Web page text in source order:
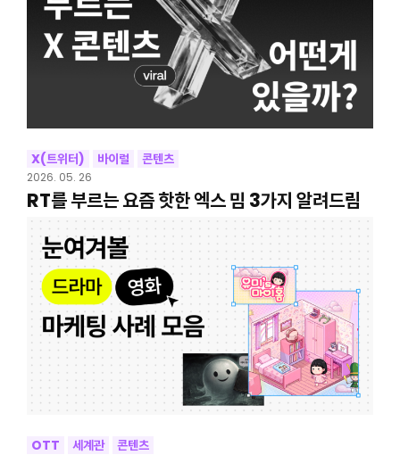
X(트위터) 바이럴 콘텐츠
2026. 05. 26
RT를 부르는 요즘 핫한 엑스 밈 3가지 알려드림
OTT 세계관 콘텐츠